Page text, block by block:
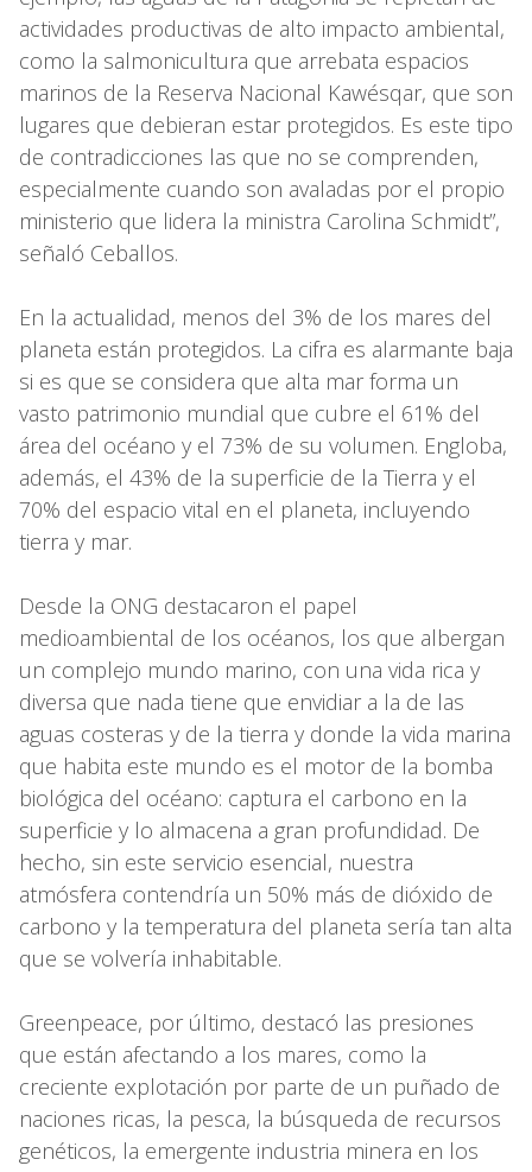
actividades productivas de alto impacto ambiental,
como la salmonicultura que arrebata espacios
marinos de la Reserva Nacional Kawésqar, que son
lugares que debieran estar protegidos. Es este tipo
de contradicciones las que no se comprenden,
especialmente cuando son avaladas por el propio
ministerio que lidera la ministra Carolina Schmidt”,
señaló Ceballos.
En la actualidad, menos del 3% de los mares del
planeta están protegidos. La cifra es alarmante baja
si es que se considera que alta mar forma un
vasto patrimonio mundial que cubre el 61% del
área del océano y el 73% de su volumen. Engloba,
además, el 43% de la superficie de la Tierra y el
70% del espacio vital en el planeta, incluyendo
tierra y mar.
Desde la ONG destacaron el papel
medioambiental de los océanos, los que albergan
un complejo mundo marino, con una vida rica y
diversa que nada tiene que envidiar a la de las
aguas costeras y de la tierra y donde la vida marina
que habita este mundo es el motor de la bomba
biológica del océano: captura el carbono en la
superficie y lo almacena a gran profundidad. De
hecho, sin este servicio esencial, nuestra
atmósfera contendría un 50% más de dióxido de
carbono y la temperatura del planeta sería tan alta
que se volvería inhabitable.
Greenpeace, por último, destacó las presiones
que están afectando a los mares, como la
creciente explotación por parte de un puñado de
naciones ricas, la pesca, la búsqueda de recursos
genéticos, la emergente industria minera en los